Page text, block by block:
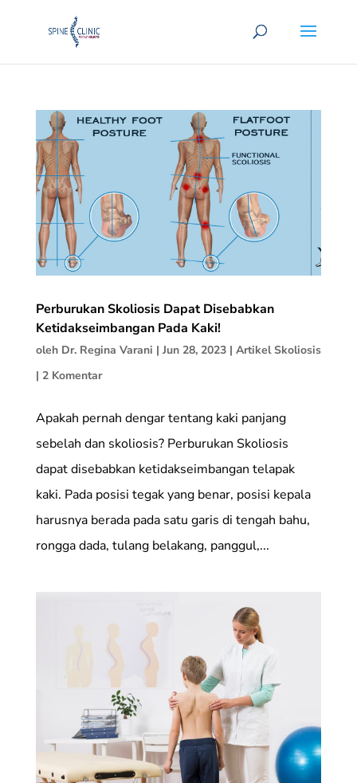
Perburukan Skoliosis Dapat Disebabkan
Ketidakseimbangan Pada Kaki!
oleh Dr. Regina Varani | Jun 28, 2023| Artikel Skoliosis
| 2 Komentar
Apakah pernah dengar tentang kaki panjang
sebelah dan skoliosis? Perburukan Skoliosis
dapat disebabkan ketidakseimbangan telapak
kaki. Pada posisi tegak yang benar, posisi kepala
harusnya berada pada satu garis di tengah bahu,
rongga dada, tulang belakang, panggul,...